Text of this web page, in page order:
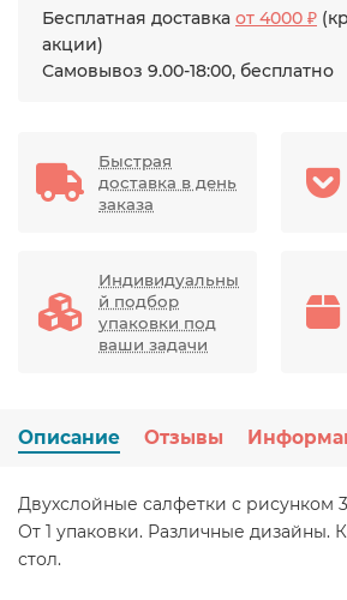
Бесплатная доставка от 4000 ₽
акции)
Самовывоз 9.00-18:00, бесплатно
Быстрая
доставка в день
заказа
Индивидуальны
й подбор
упаковки под
ваши задачи
Описание Отзывы
Двухслойные салфетки с рисунком
От 1 упаковки. Различные дизайны.
стол.